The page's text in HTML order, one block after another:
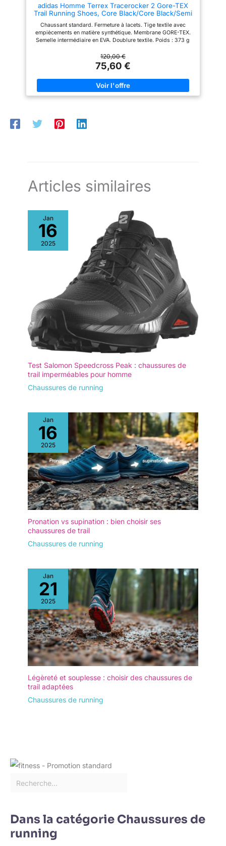
adidas Homme Terrex Tracerocker 2 Gore-TEX
Trail Running Shoes, Core Black/Core Black/Semi
Chaussant standard. Fermeture à lacets. Tige textile avec
empiècements en matière synthétique. Membrane GORE-TEX.
Semelle intermédiaire en EVA. Doublure textile. Poids : 373 g
mm / avant-pied : 16 mm). Semelle extérieure Traxion à
crampons. Contient au moins 20 % de matériaux recyclés.
120,00 €
75,60 €
Articles similaires
Jan
16
2025
Test Salomon Speedcross Peak : chaussures de
trail imperméables pour homme
Chaussures de running
Jan
16
2025
Pronation vs supination : bien choisir ses
chaussures de trail
Chaussures de running
Jan
21
2025
Légèreté et souplesse : choisir des chaussures de
trail adaptées
Chaussures de running
Dans la catégorie Chaussures de
running